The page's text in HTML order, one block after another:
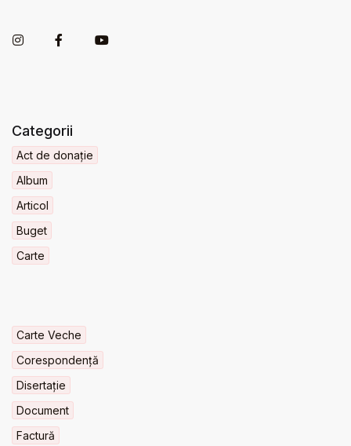
Categorii
Act de donație
Album
Articol
Buget
Carte
Carte Veche
Corespondență
Disertație
Document
Factură